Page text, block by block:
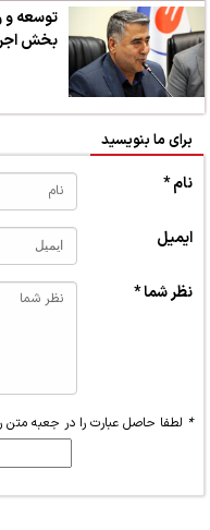
توسعه
بخش
برای ما بنویسید
نام *
ایمیل
نظر شما *
* لطفا حاصل عبارت را در جعبه متن